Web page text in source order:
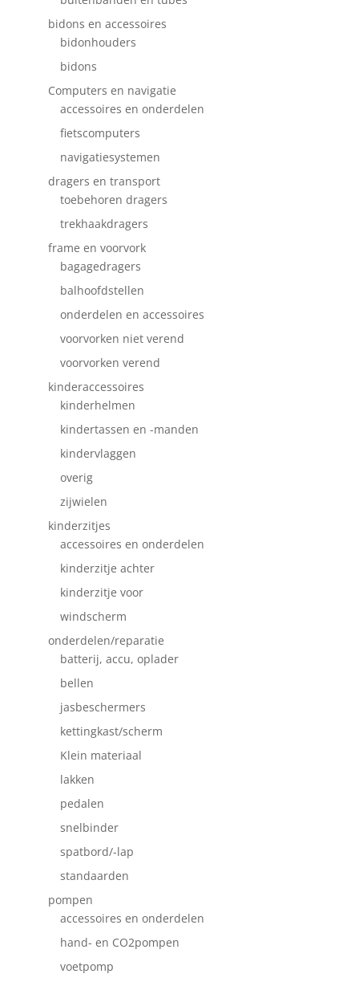
bidons en accessoires
bidonhouders
bidons
Computers en navigatie
accessoires en onderdelen
fietscomputers
navigatiesystemen
dragers en transport
toebehoren dragers
trekhaakdragers
frame en voorvork
bagagedragers
balhoofdstellen
onderdelen en accessoires
voorvorken niet verend
voorvorken verend
kinderaccessoires
kinderhelmen
kindertassen en -manden
kindervlaggen
overig
zijwielen
kinderzitjes
accessoires en onderdelen
kinderzitje achter
kinderzitje voor
windscherm
onderdelen/reparatie
batterij, accu, oplader
bellen
jasbeschermers
kettingkast/scherm
Klein materiaal
lakken
pedalen
snelbinder
spatbord/-lap
standaarden
pompen
accessoires en onderdelen
hand- en CO2pompen
voetpomp